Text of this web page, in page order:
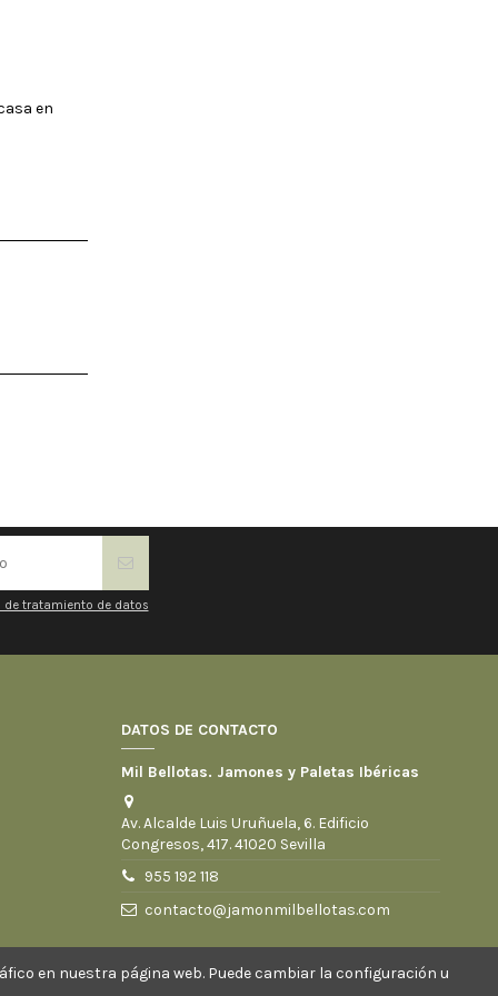
en
tratamiento de datos
DATOS DE CONTACTO
Mil Bellotas. Jamones y Paletas Ibéricas
Av. Alcalde Luis Uruñuela, 6. Edificio
Congresos, 417. 41020 Sevilla
955 192 118
contacto@jamonmilbellotas.com
en nuestra página web. Puede cambiar la configuración u